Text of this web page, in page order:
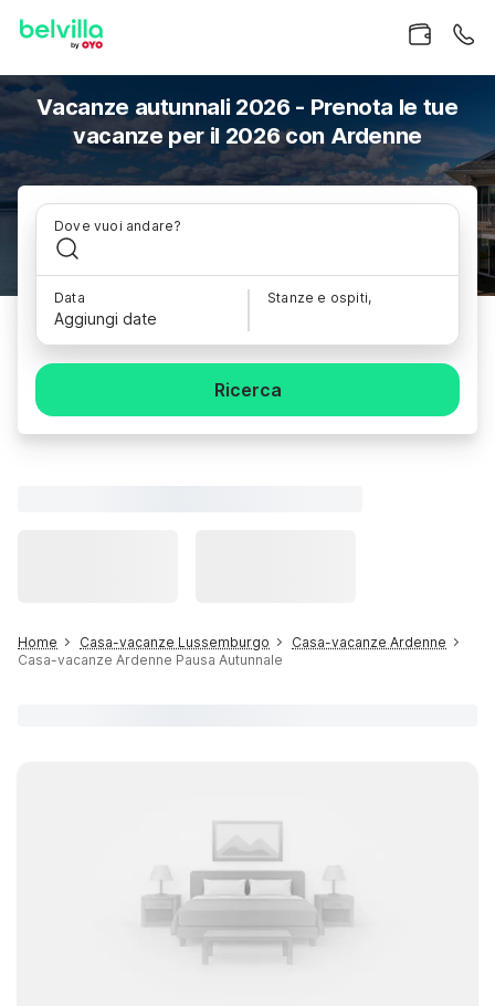
Vacanze autunnali 2026 - Prenota le tue
vacanze per il 2026 con Ardenne
Dove vuoi andare?
Data
Aggiungi date
Stanze e ospiti,
Ricerca
Home Casa-vacanze Lussemburgo
Casa-vacanze Ardenne
Casa-vacanze Ardenne Pausa Autunnale